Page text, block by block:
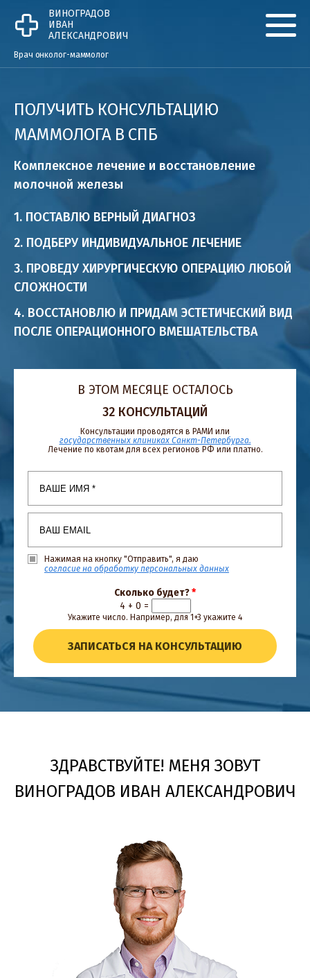
ВИНОГРАДОВ
ИВАН
АЛЕКСАНДРОВИЧ
Врач онколог-маммолог
ПОЛУЧИТЬ КОНСУЛЬТАЦИЮ
МАММОЛОГА В СПБ
Комплексное лечение и восстановление
молочной железы
1. ПОСТАВЛЮ ВЕРНЫЙ ДИАГНОЗ
2. ПОДБЕРУ ИНДИВИДУАЛЬНОЕ ЛЕЧЕНИЕ
3. ПРОВЕДУ ХИРУРГИЧЕСКУЮ ОПЕРАЦИЮ ЛЮБОЙ
СЛОЖНОСТИ
4. ВОССТАНОВЛЮ И ПРИДАМ ЭСТЕТИЧЕСКИЙ ВИД
ПОСЛЕ ОПЕРАЦИОННОГО ВМЕШАТЕЛЬСТВА
В ЭТОМ МЕСЯЦЕ ОСТАЛОСЬ
32 КОНСУЛЬТАЦИЙ
Консультации проводятся в РАМИ или
государственных клиниках Санкт-Петербурга.
Лечение по квотам для всех регионов РФ или платно.
Согласие
Нажимая на кнопку "Отправить", я даю
согласие на обработку персональных данных
Сколько будет?*
4 + 0 =
Укажите число. Например, для 1+3 укажите 4
ЗАПИСАТЬСЯ НА КОНСУЛЬТАЦИЮ
ЗДРАВСТВУЙТЕ! МЕНЯ ЗОВУТ
ВИНОГРАДОВ ИВАН АЛЕКСАНДРОВИЧ